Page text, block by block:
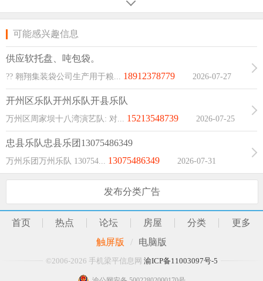
品牌，总部位于成都，创立于2008年7月1日，管理团队聚集
了珠宝行业专家、企业管理专家和品牌零售专家，品牌专注
于925、990银饰品专卖店连锁经营，倾力打造“中国银饰第一
品牌”。
托，在武侯祠、宽窄巷子、文殊坊、洛带古镇等开设了复古
风格的专卖店，同时在成都地区（金堂、双流、华阳、新
都、都江堰、彭州等）及周边县市（雅安、自贡、江油、隆
昌、遂宁、乐山等）先后开设了20多家时尚风格的品牌专卖
店，在行业中处于领先地位。
品牌在“时尚营造美丽人生，健康铸就快乐生活”的口号
指引下，不断探索创新，在传统银饰品的基础上，打造出925
手工银系列和高档银器制品系列，并率先引入现场手工制作
的经营模式，在行业中独树一帜；以客户为中心的经营理
念，让品牌一直保持优质的现场服务和完善的售后保障。产
品和服务上的优势使得追银族深受广大消费者的好评！
我们是一个精诚团结、锐意进取的团队，我们致力于打
可能感兴趣信息
供应软托盘、吨包袋。
?? 翱翔集装袋公司生产用于粮... 18912378779
2026-07-27
09:56:20
开州区乐队开州乐队开县乐队
万州区周家坝十八湾演艺队: 对... 15213548739
2026-07-25
07:58:15
忠县乐队忠县乐团13075486349
万州乐团万州乐队 130754... 13075486349
2026-07-31
08:00:30
发布分类广告
首页 热点 论坛 房屋 分类
更多
触屏版
/ 电脑版
©2006-2026 手机梁平信息网 渝ICP备11003097号-5